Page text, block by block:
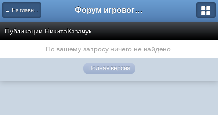
← На главную Форум игрового проекта Riverrise
Публикации НикитаКазачук
По вашему запросу ничего не найдено.
Полная версия